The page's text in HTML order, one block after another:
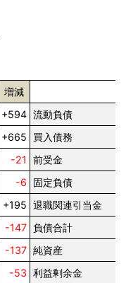
増減
+594 流動負債
+665
買入債務
-21
前受金
-6
固定負債
+195
退職関連引当金
-147
負債合計
-137 純資産
-53 利益剰余金